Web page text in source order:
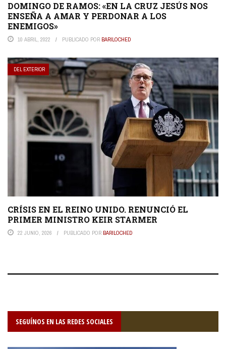
DOMINGO DE RAMOS: «EN LA CRUZ JESÚS NOS
ENSEÑA A AMAR Y PERDONAR A LOS
ENEMIGOS»
10 ABRIL, 2022 PUBLICADO POR BARILOCHED
DEL EXTERIOR
CRÍSIS EN EL REINO UNIDO. RENUNCIÓ EL
PRIMER MINISTRO KEIR STARMER
22 JUNIO, 2026 PUBLICADO POR BARILOCHED
SEGUÍNOS EN LAS REDES SOCIALES